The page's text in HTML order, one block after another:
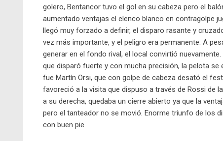
golero, Bentancor tuvo el gol en su cabeza pero el
aumentado ventajas el elenco blanco en contragolpe
llegó muy forzado a definir, el disparo rasante y
vez más importante, y el peligro era permanente. A
generar en el fondo rival, el local convirtió
que disparó fuerte y con mucha precisión, la pelota
fue Martín Orsi, que con golpe de cabeza desató el
favoreció a la visita que dispuso a través de Rossi de
a su derecha, quedaba un cierre abierto ya que la
pero el tanteador no se movió. Enorme triunfo de los
con buen pie.